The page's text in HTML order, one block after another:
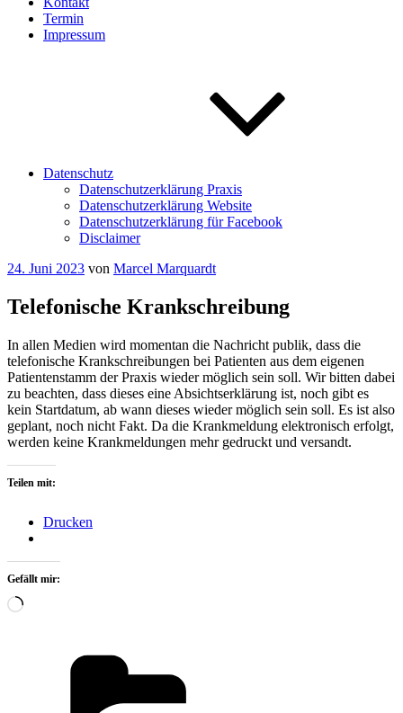
Termin
Impressum
Datenschutz
Datenschutzerklärung Praxis
Datenschutzerklärung Website
Datenschutzerklärung für Facebook
Disclaimer
Veröffentlicht
24. Juni 2023 von Marcel Marquardt
Telefonische Krankschreibung
In allen Medien wird momentan die Nachricht publik, dass die
telefonische Krankschreibungen bei Patienten aus dem eigenen
Patientenstamm der Praxis wieder möglich sein soll. Wir bitten dabei
zu beachten, dass dieses eine Absichtserklärung ist, noch gibt es
kein Startdatum, ab wann dieses wieder möglich sein soll. Es ist also
geplant, noch nicht Fakt. Da die Krankmeldung elektronisch erfolgt,
werden keine Krankmeldungen mehr gedruckt und versandt.
Teilen mit:
Drucken
Gefällt mir:
Wird